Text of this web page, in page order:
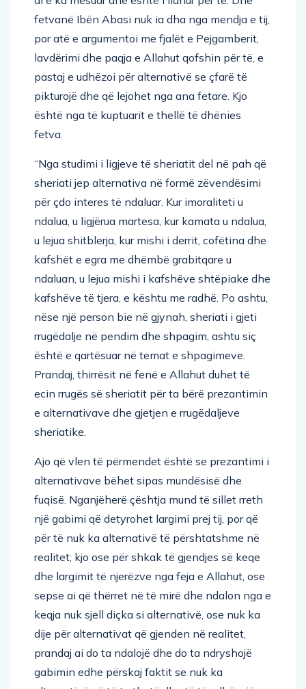
fetvanë Ibën Abasi nuk ia dha nga mendja e tij,
por atë e argumentoi me fjalët e Pejgamberit,
lavdërimi dhe paqja e Allahut qofshin për të, e
pastaj e udhëzoi për alternativë se çfarë të
pikturojë dhe që lejohet nga ana fetare. Kjo
është nga të kuptuarit e thellë të dhënies
fetva.
“Nga studimi i ligjeve të sheriatit del në pah që
sheriati jep alternativa në formë zëvendësimi
për çdo interes të ndaluar. Kur imoraliteti u
ndalua, u ligjërua martesa, kur kamata u ndalua,
u lejua shitblerja, kur mishi i derrit, cofëtina dhe
kafshët e egra me dhëmbë grabitqare u
ndaluan, u lejua mishi i kafshëve shtëpiake dhe
kafshëve të tjera, e kështu me radhë. Po ashtu,
nëse një person bie në gjynah, sheriati i gjeti
rrugëdalje në pendim dhe shpagim, ashtu siç
është e qartësuar në temat e shpagimeve.
Prandaj, thirrësit në fenë e Allahut duhet të
ecin rrugës së sheriatit për ta bërë prezantimin
e alternativave dhe gjetjen e rrugëdaljeve
sheriatike.
Ajo që vlen të përmendet është se prezantimi i
alternativave bëhet sipas mundësisë dhe
fuqisë. Nganjëherë çështja mund të sillet rreth
një gabimi që detyrohet largimi prej tij, por që
për të nuk ka alternativë të përshtatshme në
realitet; kjo ose për shkak të gjendjes së keqe
dhe largimit të njerëzve nga feja e Allahut, ose
sepse ai që thërret në të mirë dhe ndalon nga e
keqja nuk sjell diçka si alternativë, ose nuk ka
dije për alternativat që gjenden në realitet,
prandaj ai do ta ndalojë dhe do ta ndryshojë
gabimin edhe përskaj faktit se nuk ka